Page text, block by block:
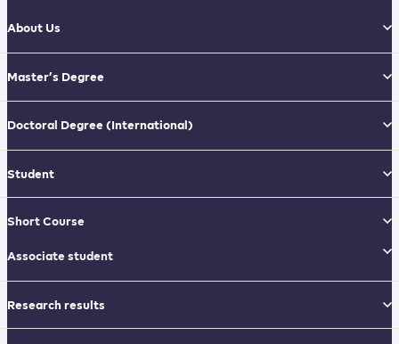
About Us
Master’s Degree
Doctoral Degree(International)
Student
Short Course
Associate student
Research results